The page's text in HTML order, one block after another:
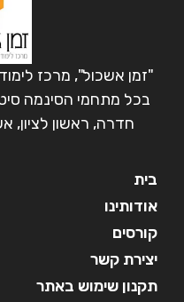
"זמן אשכול", מרכז
בכל מתחמי הסינמה
חדרה, ראשון לציון,
בית
אודותינו
קורסים
יצירת קשר
תקנון שימוש באתר